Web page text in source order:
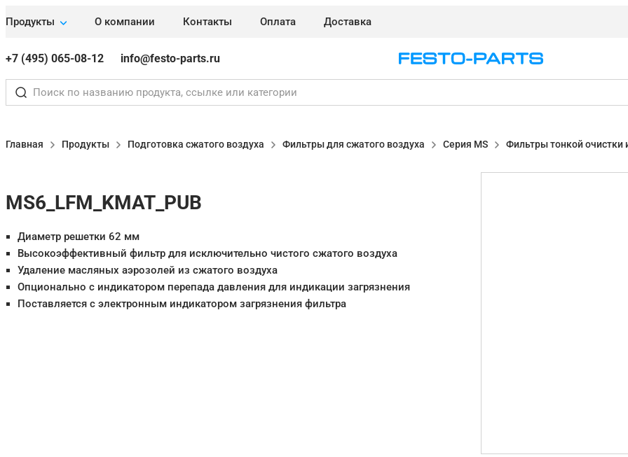
Продукты О компании Контакты Оплата Доставка
+7 (495) 065-08-12 info@festo-parts.ru
Главная Продукты Подготовка сжатого воздуха Фильтры для сжатого воздуха Серия MS Фильтры тонкой
MS6_LFM_KMAT_PUB
Диаметр решетки 62 мм
Высокоэффективный фильтр для исключительно чистого сжатого воздуха
Удаление масляных аэрозолей из сжатого воздуха
Опционально с индикатором перепада давления для индикации загрязнения
Поставляется с электронным индикатором загрязнения фильтра